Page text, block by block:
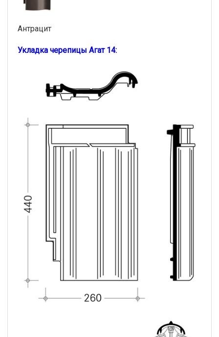
Антрацит
Укладка черепицы Агат 14: